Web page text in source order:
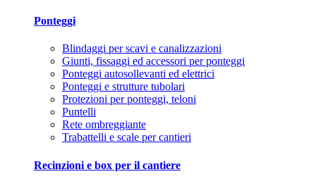
Ponteggi
Blindaggi per scavi e canalizzazioni
Giunti, fissaggi ed accessori per ponteggi
Ponteggi autosollevanti ed elettrici
Ponteggi e strutture tubolari
Protezioni per ponteggi, teloni
Puntelli
Rete ombreggiante
Trabattelli e scale per cantieri
Recinzioni e box per il cantiere